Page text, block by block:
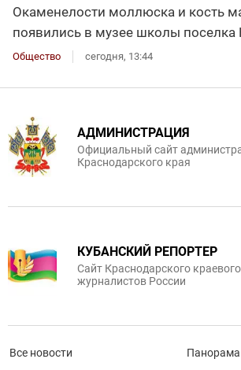
Окаменелости моллюска и кость
появились в музее школы поселка
Общество сегодня, 13:44
АДМИНИСТРАЦИЯ
Официальный сайт
Краснодарского края
КУБАНСКИЙ РЕПОРТЕР
Сайт Краснодарского
журналистов России
Все новости Панорама